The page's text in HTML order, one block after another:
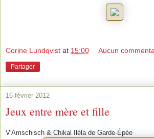
Corine Lundqvist at 15:00 Aucun
Partager
16 février 2012
Jeux entre mère et fille
V'Amschisch & Chikal Iléla de Garde-Épée